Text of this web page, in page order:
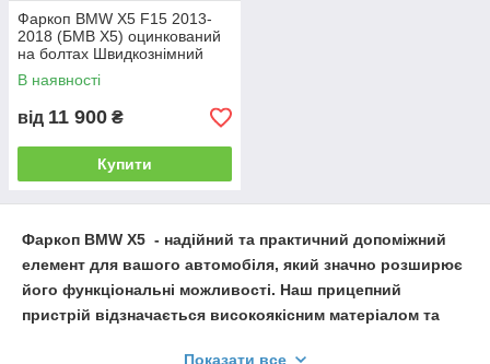
Фаркоп BMW X5 F15 2013-
2018 (БМВ Х5) оцинкований
на болтах Швидкознімний
автомат на ручці
В наявності
від 11 900 ₴
Купити
Фаркоп BMW X5 - надійний та практичний допоміжний
елемент для вашого автомобіля, який значно розширює
його функціональні можливості. Наш прицепний
пристрій відзначається високоякісним матеріалом та
Показати все